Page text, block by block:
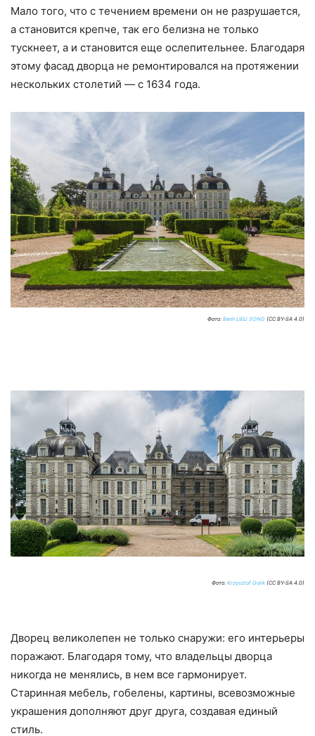
Мало того, что с течением времени он не разрушается,
а становится крепче, так его белизна не только
тускнеет, а и становится еще ослепительнее. Благодаря
этому фасад дворца не ремонтировался на протяжении
нескольких столетий — с 1634 года.
Фото: Benh LIEU SONG (CC BY-SA 4.0)
Фото: Krzysztof Golik (CC BY-SA 4.0)
Дворец великолепен не только снаружи: его интерьеры
поражают. Благодаря тому, что владельцы дворца
никогда не менялись, в нем все гармонирует.
Старинная мебель, гобелены, картины, всевозможные
украшения дополняют друг друга, создавая единый
стиль.